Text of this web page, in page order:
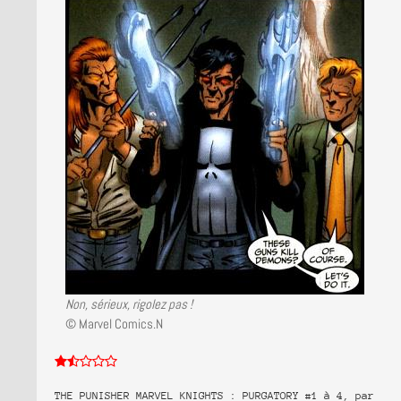
Non, sérieux, rigolez pas !
© Marvel Comics.N
THE PUNISHER MARVEL KNIGHTS : PURGATORY #1 à 4, par